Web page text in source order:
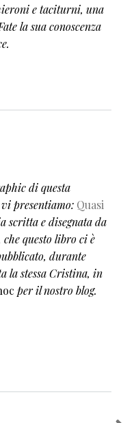
e taciturni, una
la sua conoscenza
di questa
presentiamo: Quasi
scritta e disegnata da
che questo libro ci è
durante
la stessa Cristina, in
per il nostro blog.